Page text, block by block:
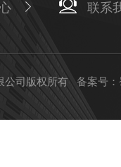
联系
公司版权所有 备案号：